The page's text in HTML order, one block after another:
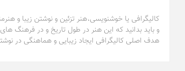
کالیگرافی یا خوشنویسی،هنر تزئین و نوشتن زیبا و
و باید بدانید که این هنر در طول تاریخ و در فرهنگ
هدف اصلی کالیگرافی ایجاد زیبایی و هماهنگی در